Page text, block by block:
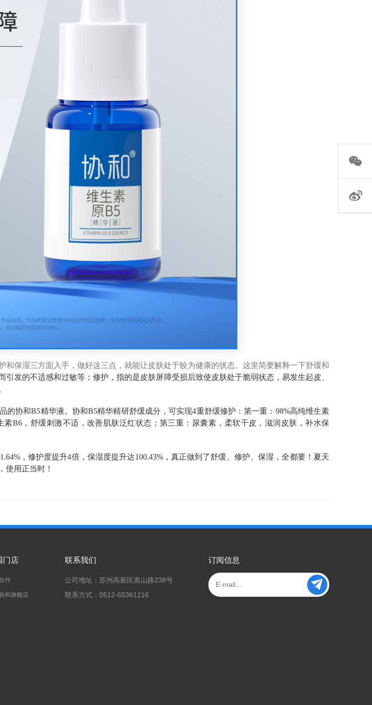
保湿三方面入手，做好这三点，就能让皮肤处于较为健康的状态。这里简要解释一下舒缓和
引 发的不适感和过敏等 ；修护，指的是皮肤屏障受损后致使皮肤处于脆弱状态，易发生起皮、
协和B5精华液。协和B5精华精研舒缓成分，可实现4重舒缓修护：第一重：98%高纯维生素
B6，舒缓刺激不适，改善肌肤泛红状态；第三重：尿囊素，柔软干皮，滋润皮肤，补水保
，修护度提升4倍，保湿度提升达100.43%，真正做到了舒缓、修护、保湿，全都要！夏天
使用正当时！
门店
作
和旗舰店
联系我们
公司地址：苏州高新区嵩山路238号
联系方式：0512-65361216
订阅信息